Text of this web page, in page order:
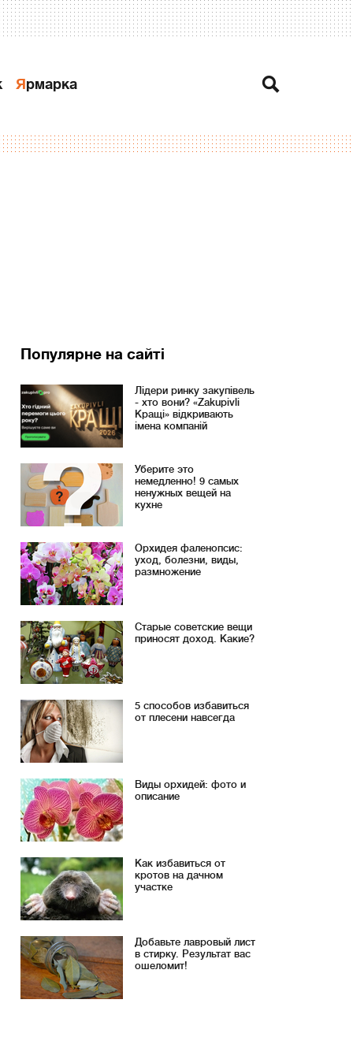
Ярмарка
Популярне на сайті
Лідери ринку закупівель
- хто вони? «Zakupivli
Кращі» відкривають
імена компаній
Уберите это
немедленно! 9 самых
ненужных вещей на
кухне
Орхидея фаленопсис:
уход, болезни, виды,
размножение
Старые советские вещи
приносят доход. Какие?
5 способов избавиться
от плесени навсегда
Виды орхидей: фото и
описание
Как избавиться от
кротов на дачном
участке
Добавьте лавровый лист
в стирку. Результат вас
ошеломит!